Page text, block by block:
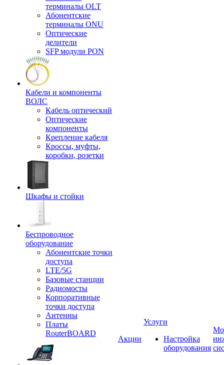
терминалы OLT
Абонентские
терминалы ONU
Оптические
делители
SFP модули PON
Кабели и компоненты
ВОЛС
Кабель оптический
Оптические
компоненты
Крепление кабеля
Кроссы, муфты,
коробки, розетки
Шкафы и стойки
Беспроводное
оборудование
Абонентские точки
доступа
LTE/5G
Базовые станции
Радиомосты
Корпоративные
точки доступа
Антенны
Платы
RouterBOARD
Акции
Услуги
Настройка
оборудования